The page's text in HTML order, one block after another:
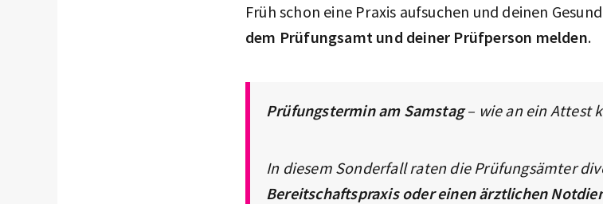
Früh schon eine Praxis aufsuchen und deinen
dem Prüfungsamt und deiner Prüfperson melden.
Prüfungstermin am Samstag– wie an ein Attest
In diesem Sonderfall raten die Prüfungsämter
Bereitschaftspraxis oder einen ärztlichen